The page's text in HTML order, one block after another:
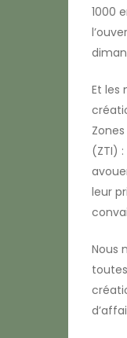
1000
Et les
(ZTI)
leur
Nous